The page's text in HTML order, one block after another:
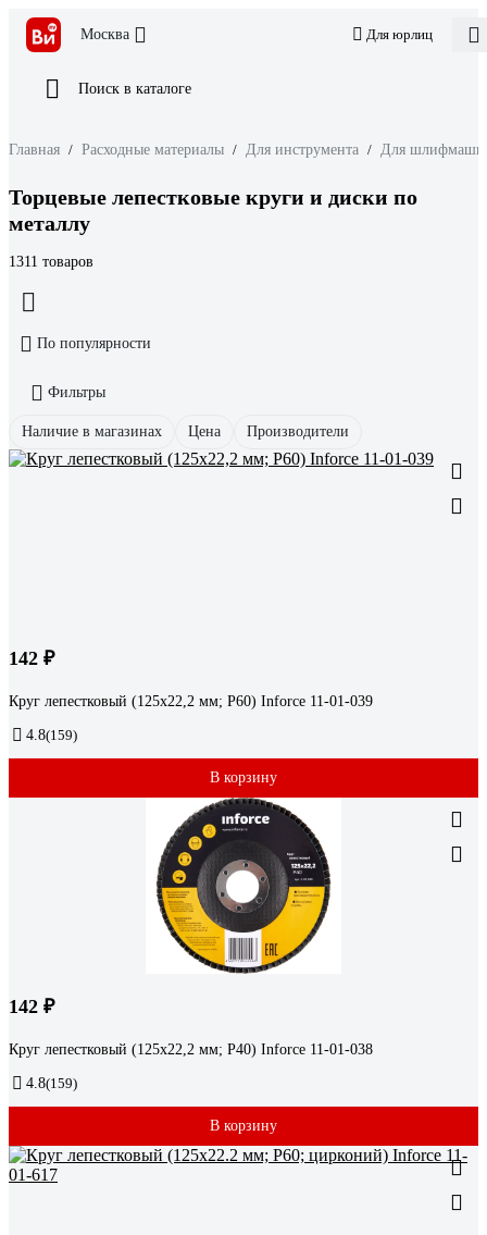
Москва Для юрлиц
Поиск в каталоге
Главная / Расходные материалы / Для инструмента / Для
Торцевые лепестковые круги и диски по
металлу
1311 товаров
По популярности
Фильтры
Наличие в магазинах Цена Производители
142 ₽
Круг лепестковый (125х22,2 мм; P60) Inforce 11-01-039
4.8(159)
В корзину
142 ₽
Круг лепестковый (125х22,2 мм; P40) Inforce 11-01-038
4.8(159)
В корзину